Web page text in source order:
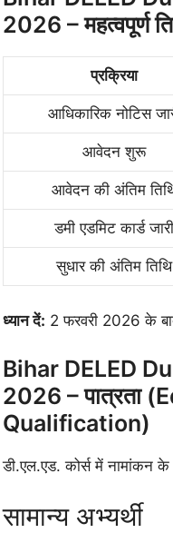
2026 – महत्वपूर्ण
प्रक्रिया
आधिकारिक नोटिस
आवेदन शुरू
आवेदन की अंतिम
डमी एडमिट कार्ड जारी
सुधार की अंतिम तिथि
ध्यान दें: 2 फरवरी 2026 के
Bihar DELED
2026 – पात्रता
Qualification)
डी.एल.एड. कोर्स में नामांकन के
सामान्य अभ्यर्थी